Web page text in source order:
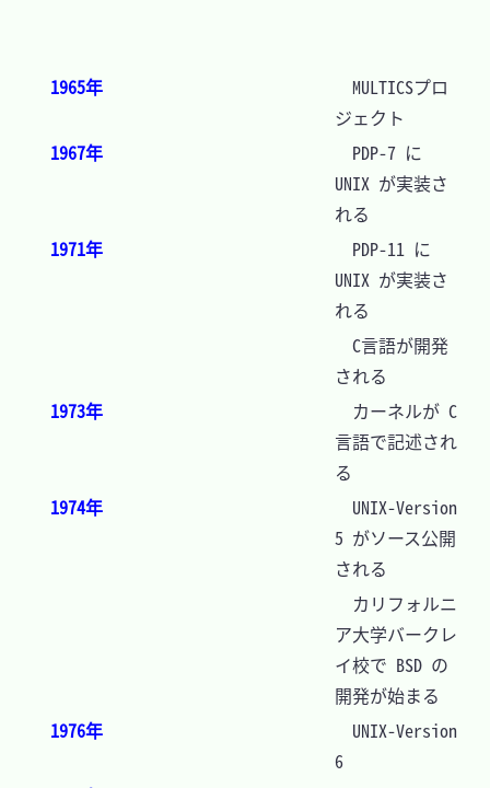
1965年
MULTICSプロ
ジェクト
1967年
PDP-7 に
UNIX が実装さ
れる
1971年
PDP-11 に
UNIX が実装さ
れる
C言語が開発
される
1973年
カーネルが C
言語で記述され
る
1974年
UNIX-Version
5 がソース公開
される
カリフォルニ
ア大学バークレ
イ校で BSD の
開発が始まる
1976年
UNIX-Version
6